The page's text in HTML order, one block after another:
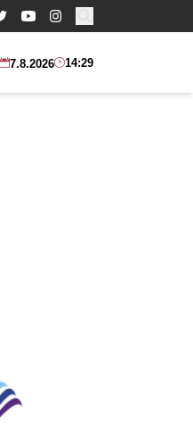
Buscar:
7.8.2026 14:29